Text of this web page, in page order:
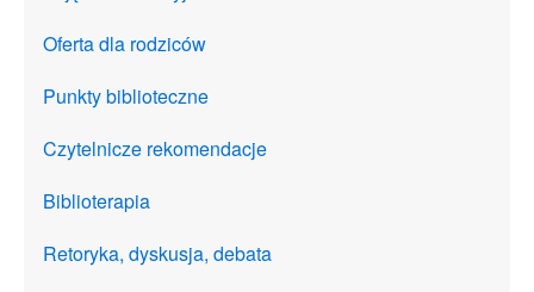
Oferta dla rodziców
Punkty biblioteczne
Czytelnicze rekomendacje
Biblioterapia
Retoryka, dyskusja, debata